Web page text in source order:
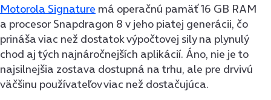
Motorola Signature má operačnú pamäť 16 GB RAM
a procesor Snapdragon 8 v jeho piatej generácii, čo
prináša viac než dostatok výpočtovej sily na plynulý
chod aj tých najnáročnejších aplikácií. Áno, nie je to
najsilnejšia zostava dostupná na trhu, ale pre drvivú
väčšinu používateľov viac než dostačujúca.